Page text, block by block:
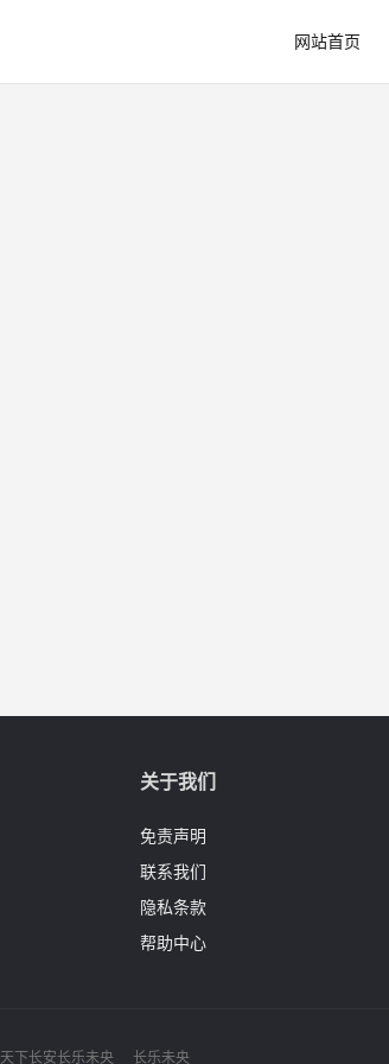
网站首页
关于我们
免责声明
联系我们
隐私条款
帮助中心
天下长安长乐未央 长乐未央